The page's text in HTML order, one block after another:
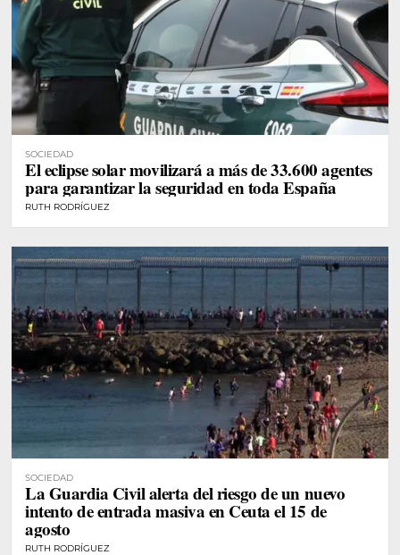
SOCIEDAD
El eclipse solar movilizará a más de 33.600 agentes
para garantizar la seguridad en toda España
RUTH RODRÍGUEZ
SOCIEDAD
La Guardia Civil alerta del riesgo de un nuevo
intento de entrada masiva en Ceuta el 15 de
agosto
RUTH RODRÍGUEZ